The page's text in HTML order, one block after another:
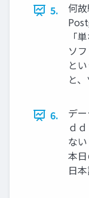
5.
何
「
ソ
と
と
6.
デ
ｄ
な
本
日